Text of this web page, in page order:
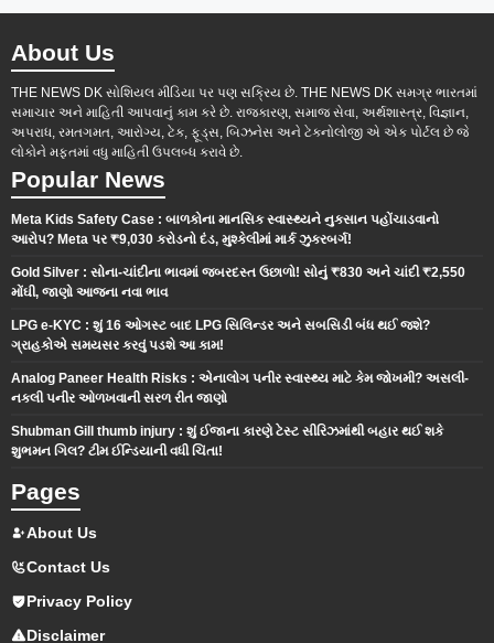
About Us
THE NEWS DK સોશિયલ મીડિયા પર પણ સક્રિય છે. THE NEWS DK સમગ્ર ભારતમાં
સમાચાર અને માહિતી આપવાનું કામ કરે છે. રાજકારણ, સમાજ સેવા, અર્થશાસ્ત્ર, વિજ્ઞાન,
અપરાધ, રમતગમત, આરોગ્ય, ટેક, ફૂડ્સ, બિઝનેસ અને ટેકનોલોજી એ એક પોર્ટલ છે જે
લોકોને મફતમાં વધુ માહિતી ઉપલબ્ધ કરાવે છે.
Popular News
Meta Kids Safety Case : બાળકોના માનસિક સ્વાસ્થ્યને નુકસાન પહોંચાડવાનો
આરોપ? Meta પર ₹9,030 કરોડનો દંડ, મુશ્કેલીમાં માર્ક ઝુકરબર્ગ!
Gold Silver : સોના-ચાંદીના ભાવમાં જબરદસ્ત ઉછાળો! સોનું ₹830 અને ચાંદી ₹2,550
મોંઘી, જાણો આજના નવા ભાવ
LPG e-KYC : શું 16 ઓગસ્ટ બાદ LPG સિલિન્ડર અને સબસિડી બંધ થઈ જશે?
ગ્રાહકોએ સમયસર કરવું પડશે આ કામ!
Analog Paneer Health Risks : એનાલોગ પનીર સ્વાસ્થ્ય માટે કેમ જોખમી? અસલી-
નકલી પનીર ઓળખવાની સરળ રીત જાણો
Shubman Gill thumb injury : શું ઈજાના કારણે ટેસ્ટ સીરિઝમાંથી બહાર થઈ શકે
શુભમન ગિલ? ટીમ ઈન્ડિયાની વધી ચિંતા!
Pages
About Us
Contact Us
Privacy Policy
Disclaimer